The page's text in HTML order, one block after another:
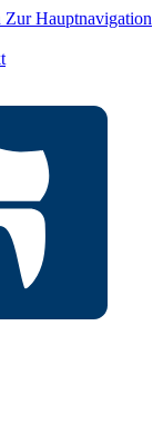
Zur Hauptnavigation